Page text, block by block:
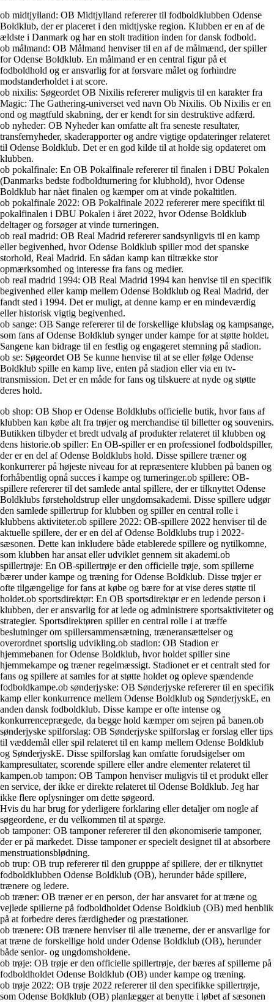
ob midtjylland: OB Midtjylland refererer til fodboldklubben Odense
Boldklub, der er placeret i den midtjyske region. Klubben er en af de
ældste i Danmark og har en stolt tradition inden for dansk fodbold.
ob målmand: OB Målmand henviser til en af de målmænd, der spiller
for Odense Boldklub. En målmand er en central figur på et
fodboldhold og er ansvarlig for at forsvare målet og forhindre
modstanderholdet i at score.
ob nixilis: Søgeordet OB Nixilis refererer muligvis til en karakter fra
Magic: The Gathering-universet ved navn Ob Nixilis. Ob Nixilis er en
ond og magtfuld skabning, der er kendt for sin destruktive adfærd.
ob nyheder: OB Nyheder kan omfatte alt fra seneste resultater,
transfernyheder, skaderapporter og andre vigtige opdateringer relateret
til Odense Boldklub. Det er en god kilde til at holde sig opdateret om
klubben.
ob pokalfinale: En OB Pokalfinale refererer til finalen i DBU Pokalen
(Danmarks bedste fodboldturnering for klubhold), hvor Odense
Boldklub har nået finalen og kæmper om at vinde pokaltitlen.
ob pokalfinale 2022: OB Pokalfinale 2022 refererer mere specifikt til
pokalfinalen i DBU Pokalen i året 2022, hvor Odense Boldklub
deltager og forsøger at vinde turneringen.
ob real madrid: OB Real Madrid refererer sandsynligvis til en kamp
eller begivenhed, hvor Odense Boldklub spiller mod det spanske
storhold, Real Madrid. En sådan kamp kan tiltrække stor
opmærksomhed og interesse fra fans og medier.
ob real madrid 1994: OB Real Madrid 1994 kan henvise til en specifik
begivenhed eller kamp mellem Odense Boldklub og Real Madrid, der
fandt sted i 1994. Det er muligt, at denne kamp er en mindeværdig
eller historisk vigtig begivenhed.
ob sange: OB Sange refererer til de forskellige klubslag og kampsange,
som fans af Odense Boldklub synger under kampe for at støtte holdet.
Sangene kan bidrage til en festlig og engageret stemning på stadion.
ob se: Søgeordet OB Se kunne henvise til at se eller følge Odense
Boldklub spille en kamp live, enten på stadion eller via en tv-
transmission. Det er en måde for fans og tilskuere at nyde og støtte
deres hold.
ob shop: OB Shop er Odense Boldklubs officielle butik, hvor fans af
klubben kan købe alt fra trøjer og merchandise til billetter og souvenirs.
Butikken tilbyder et bredt udvalg af produkter relateret til klubben og
dens historie.ob spiller: En OB-spiller er en professionel fodboldspiller,
der er en del af Odense Boldklubs hold. Disse spillere træner og
konkurrerer på højeste niveau for at repræsentere klubben på banen og
forhåbentlig opnå succes i kampe og turneringer.ob spillere: OB-
spillere refererer til det samlede antal spillere, der er tilknyttet Odense
Boldklubs førsteholdstrup eller ungdomsakademi. Disse spillere udgør
den samlede spillertrup for klubben og spiller en central rolle i
klubbens aktiviteter.ob spillere 2022: OB-spillere 2022 henviser til de
aktuelle spillere, der er en del af Odense Boldklubs trup i 2022-
sæsonen. Dette kan inkludere både etablerede spillere og nytilkomne,
som klubben har ansat eller udviklet gennem sit akademi.ob
spillertrøje: En OB-spillertrøje er den officielle trøje, som spillerne
bærer under kampe og træning for Odense Boldklub. Disse trøjer er
ofte tilgængelige for fans at købe og bære for at vise deres støtte til
holdet.ob sportsdirektør: En OB sportsdirektør er en ledende person i
klubben, der er ansvarlig for at lede og administrere sportsaktiviteter og
strategier. Sportsdirektøren spiller en central rolle i at træffe
beslutninger om spillersammensætning, træneransættelser og
overordnet sportslig udvikling.ob stadion: OB Stadion er
hjemmebanen for Odense Boldklub, hvor holdet spiller sine
hjemmekampe og træner regelmæssigt. Stadionet er et centralt sted for
fans og spillere at samles for at støtte holdet og opleve spændende
fodboldkampe.ob sønderjyske: OB Sønderjyske refererer til en specifik
kamp eller konkurrence mellem Odense Boldklub og SønderjyskE, en
anden dansk fodboldklub. Disse kampe er ofte intense og
konkurrenceprægede, da begge hold kæmper om sejren på banen.ob
sønderjyske spilforslag: OB Sønderjyske spilforslag er forslag eller tips
til væddemål eller spil relateret til en kamp mellem Odense Boldklub
og SønderjyskE. Disse spilforslag kan omfatte forudsigelser om
kampresultater, scorende spillere eller andre elementer relateret til
kampen.ob tampon: OB Tampon henviser muligvis til et produkt eller
en service, der ikke er direkte relateret til Odense Boldklub. Jeg har
ikke flere oplysninger om dette søgeord.
Hvis du har brug for yderligere forklaring eller detaljer om nogle af
søgeordene, er du velkommen til at spørge.
ob tamponer: OB tamponer refererer til den økonomiserie tamponer,
der er på markedet. Disse tamponer er specielt designet til at absorbere
menstruationsblødning.
ob trup: OB trup refererer til den grupppe af spillere, der er tilknyttet
fodboldklubben Odense Boldklub (OB), herunder både spillere,
trænere og ledere.
ob træner: OB træner er en person, der har ansvaret for at træne og
vejlede spillerne på fodboldholdet Odense Boldklub (OB) med henblik
på at forbedre deres færdigheder og præstationer.
ob trænere: OB trænere henviser til alle trænerne, der er ansvarlige for
at træne de forskellige hold under Odense Boldklub (OB), herunder
både senior- og ungdomsholdene.
ob trøje: OB trøje er den officielle spillertrøje, der bæres af spillerne på
fodboldholdet Odense Boldklub (OB) under kampe og træning.
ob trøje 2022: OB trøje 2022 refererer til den specifikke spillertrøje,
som Odense Boldklub (OB) planlægger at benytte i løbet af sæsonen